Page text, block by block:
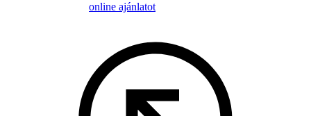
online ajánlatot